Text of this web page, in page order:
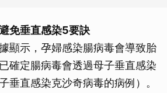
免垂直感染5要訣
顯示，孕婦感染腸病毒會導致胎
確定腸病毒會透過母子垂直感染
垂直感染克沙奇病毒的病例）。